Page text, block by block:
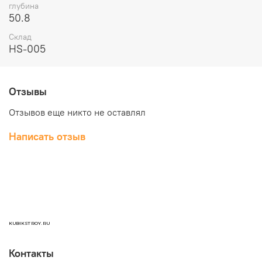
глубина
50.8
Склад
HS-005
Отзывы
Отзывов еще никто не оставлял
Написать отзыв
KUBIKSTROY.RU
Контакты